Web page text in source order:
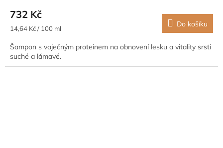
732 Kč
Měrná
14,64 Kč / 100 ml Do košíku
Šampon s vaječným proteinem na obnovení lesku a vitality srsti
suché a lámavé.